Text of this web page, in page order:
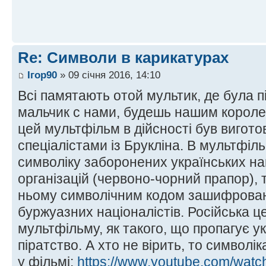
Re: Символи в карикатурах
Ігор90 » 09 січня 2016, 14:10
Всі памятають отой мультик, де була
мальчик с нами, будешь нашим
цей мультфільм в дійсності був
спеціалістами із Брукліна. В
символіку заборонених українських
організацій (червоно-чорний прапор),
ньому символічним кодом
буржуазних націоналістів. Російська
мультфільму, як такого, що пропагує
піратство. А хто не вірить, то
у фільмі: https://www.youtube.com/